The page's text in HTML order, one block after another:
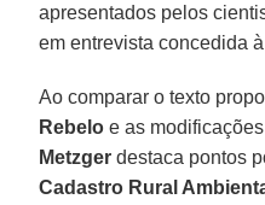
apresentados pelos
em entrevista concedida à
Ao comparar o texto
Rebelo e as
Metzger destaca pontos
Cadastro Rural